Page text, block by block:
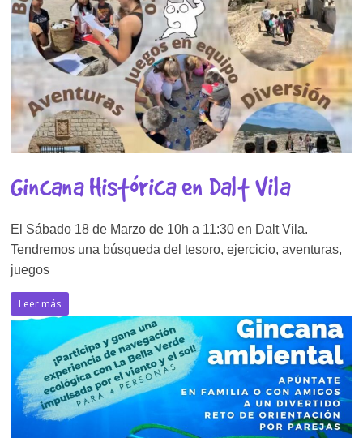
Gincana Histórica en Dalt Vila
El Sábado 18 de Marzo de 10h a 11:30 en Dalt Vila.
Tendremos una búsqueda del tesoro, ejercicio, aventuras,
juegos
Leer más